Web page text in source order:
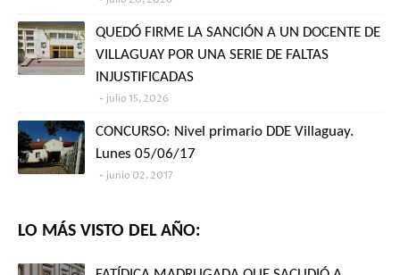
QUEDÓ FIRME LA SANCIÓN A UN DOCENTE DE
VILLAGUAY POR UNA SERIE DE FALTAS
INJUSTIFICADAS
julio 15, 2026
CONCURSO: Nivel primario DDE Villaguay.
Lunes 05/06/17
junio 02, 2017
LO MÁS VISTO DEL AÑO: